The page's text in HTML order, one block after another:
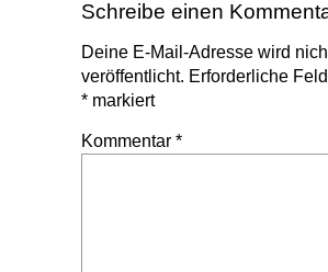
Schreibe einen
Deine E-Mail-Adresse wird
veröffentlicht. Erforderliche
* markiert
Kommentar *